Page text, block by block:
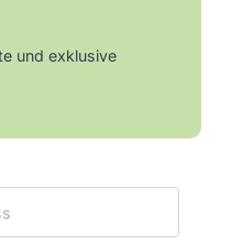
und exklusive